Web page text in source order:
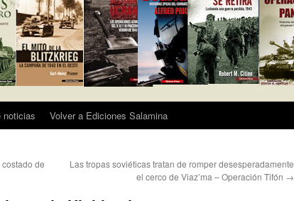
noticias Volver a Ediciones Salamina
de
Las tropas soviéticas tratan de romper desesperadamente
el cerco de Viaz’ma – Operación Tifón →